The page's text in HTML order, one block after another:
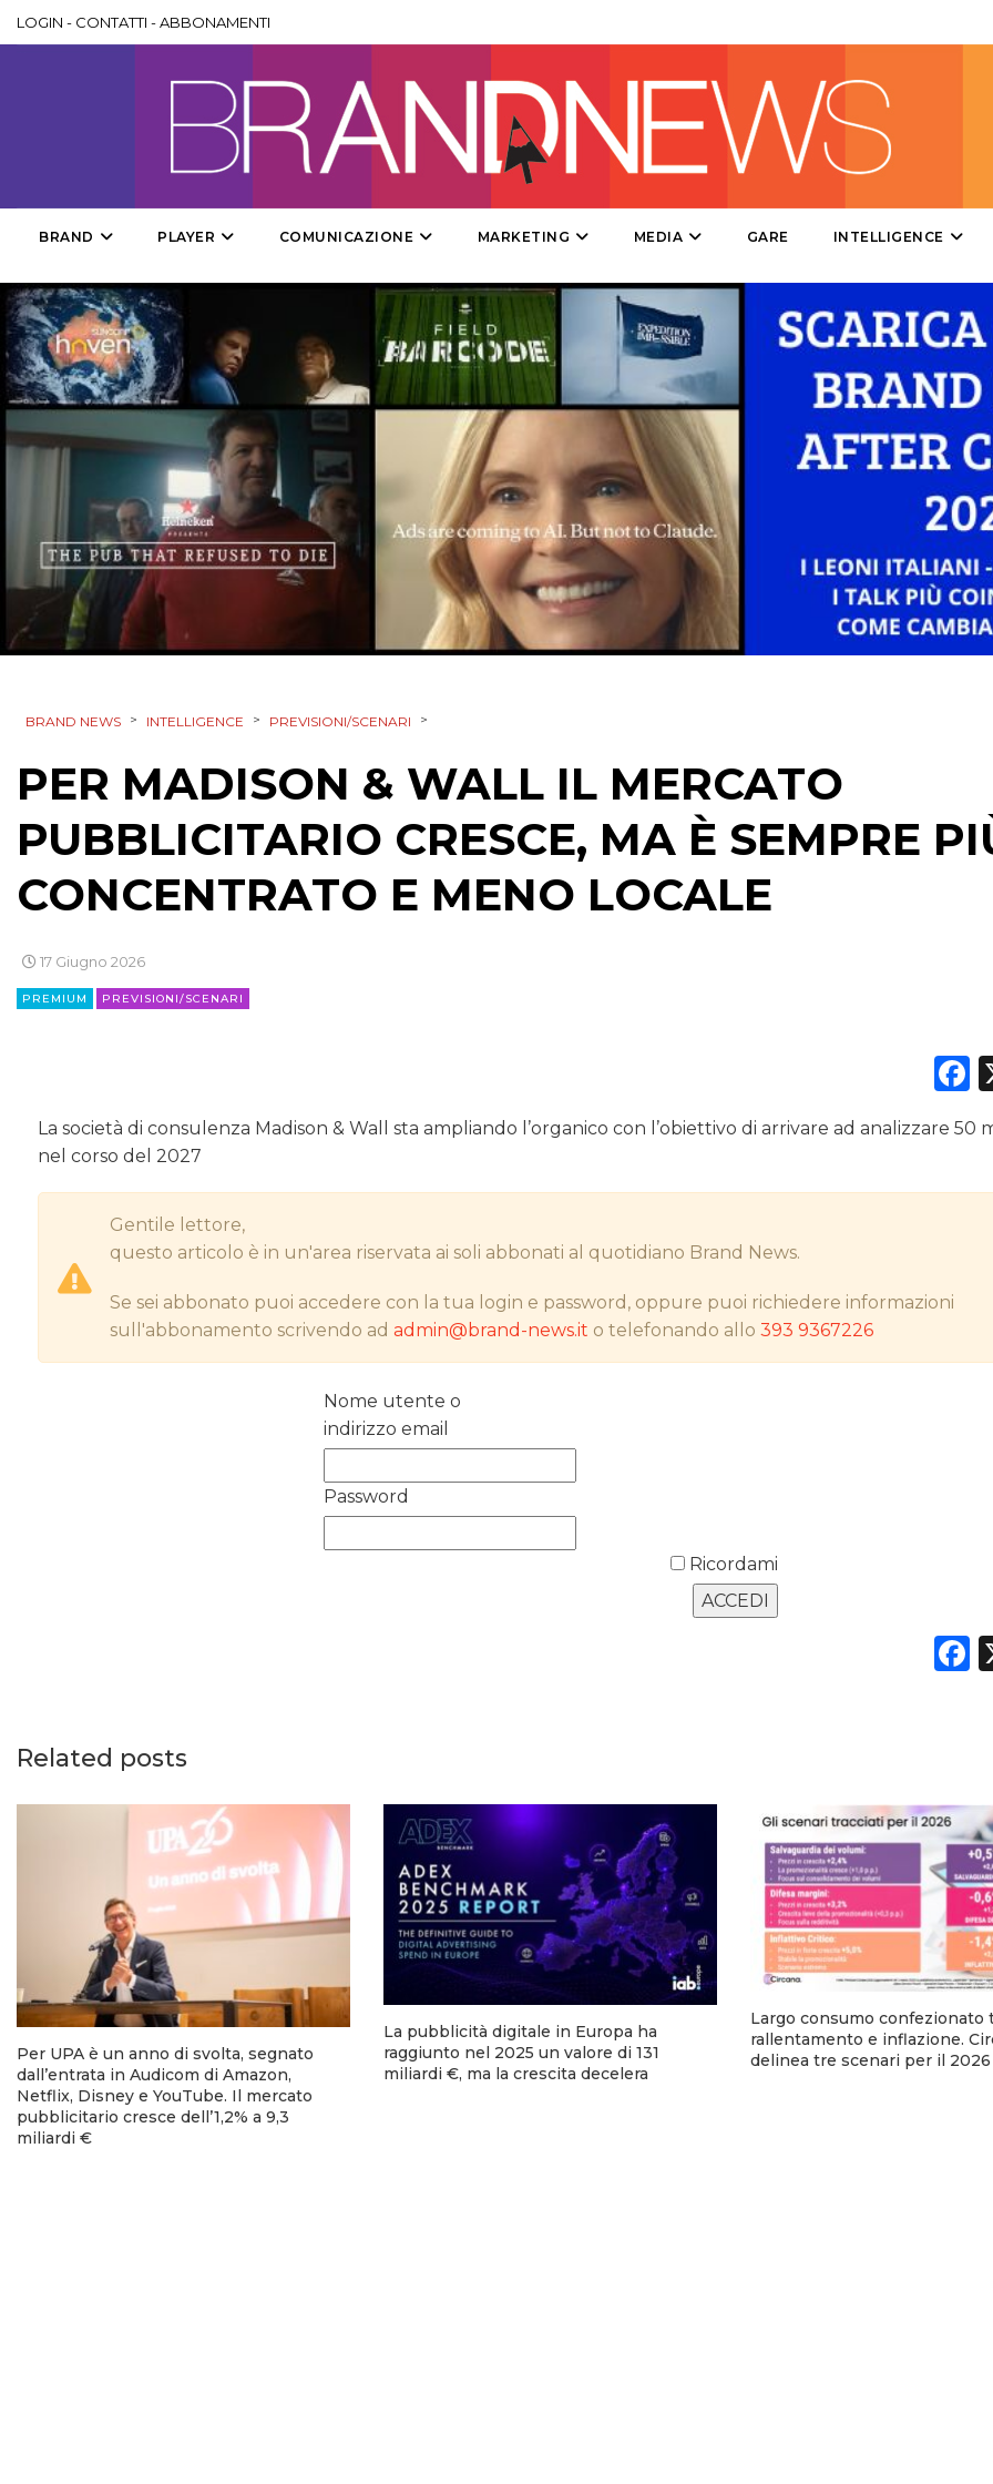
DESIGN
PUNTI VENDITA
CSR
STRATEGIE
CINEMA
RADIO / AUDIO
NORMATIVE
TREND
LOGIN - CONTATTI -ABBONAMENTI
BRAND PLAYER COMUNICAZIONE MARKETING MEDIA GARE INTELLIGENCE
BRAND NEWS > INTELLIGENCE > PREVISIONI/SCENARI >
PER MADISON & WALL IL MERCATO
PUBBLICITARIO CRESCE, MA È SEMPRE
CONCENTRATO E MENO LOCALE
17 Giugno 2026
PREMIUM PREVISIONI/SCENARI
La società di consulenza Madison & Wall sta ampliando l’organico con l’obiettivo di arrivare ad analizzare 50
nel corso del 2027
Gentile lettore,
questo articolo è in un'area riservata ai soli abbonati al quotidiano Brand News.
Se sei abbonato puoi accedere con la tua login e password, oppure puoi richiedere informazioni
sull'abbonamento scrivendo adadmin@brand-news.it o telefonando allo393 9367226
Nome utente o
indirizzo email
Password
Ricordami
Related posts
Per UPA è un anno di svolta, segnato
dall’entrata in Audicom di Amazon,
Netflix, Disney e YouTube. Il mercato
pubblicitario cresce dell’1,2% a 9,3
miliardi €
La pubblicità digitale in Europa ha
raggiunto nel 2025 un valore di 131
miliardi €, ma la crescita decelera
Largo consumo confezionato
rallentamento e inflazione.
delinea tre scenari per il 2026